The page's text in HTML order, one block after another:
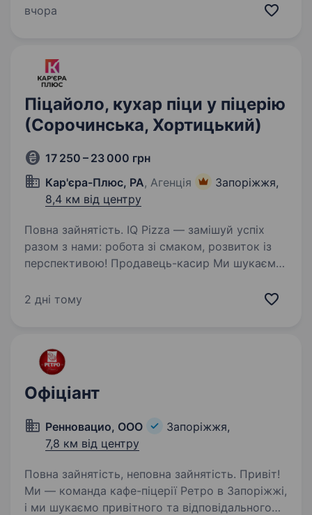
досвіду роботи. Початок роботи c 10:00.
вчора
Піцайоло, кухар піци у піцерію
(Сорочинська, Хортицький)
17 250 – 23 000 грн
Кар'єра-Плюс, РА, Агенція
Запоріжжя,
8,4 км від центру
Повна зайнятість. IQ Pizza — замішуй успіх
разом з нами: робота зі смаком, розвиток із
перспективою! Продавець-касир Ми шукаємо
яка любить спілкування з людьми та прагне
2 дні тому
Офіціант
Ренновацио, ООО
Запоріжжя,
7,8 км від центру
Повна зайнятість, неповна зайнятість. Привіт!
Ми — команда кафе-піцерії Ретро в Запоріжжі,
і ми шукаємо привітного та відповідального